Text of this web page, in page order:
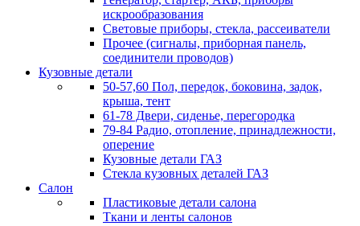
искрообразования
Световые приборы, стекла, рассеиватели
Прочее (сигналы, приборная панель,
соединители проводов)
Кузовные детали
50-57,60 Пол, передок, боковина, задок,
крыша, тент
61-78 Двери, сиденье, перегородка
79-84 Радио, отопление, принадлежности,
оперение
Кузовные детали ГАЗ
Стекла кузовных деталей ГАЗ
Салон
Пластиковые детали салона
Ткани и ленты салонов